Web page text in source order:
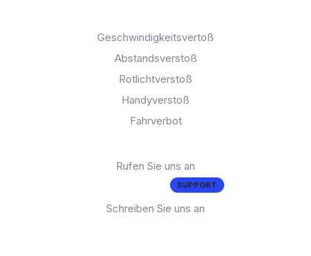
Geschwindigkeitsvertoß
Abstandsverstoß
Rotlichtverstoß
Handyverstoß
Fahrverbot
Rufen Sie uns an
SUPPORT
Schreiben Sie uns an